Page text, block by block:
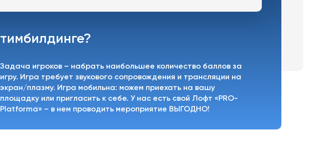
Задача игроков – набрать наибольшее количество баллов за
игру. Игра требует звукового сопровождения и трансляции на
экран/плазму. Игра мобильна: можем приехать на вашу
площадку или пригласить к себе. У нас есть свой Лофт «PRO-
Platforma» – в нем проводить мероприятие ВЫГОДНО!